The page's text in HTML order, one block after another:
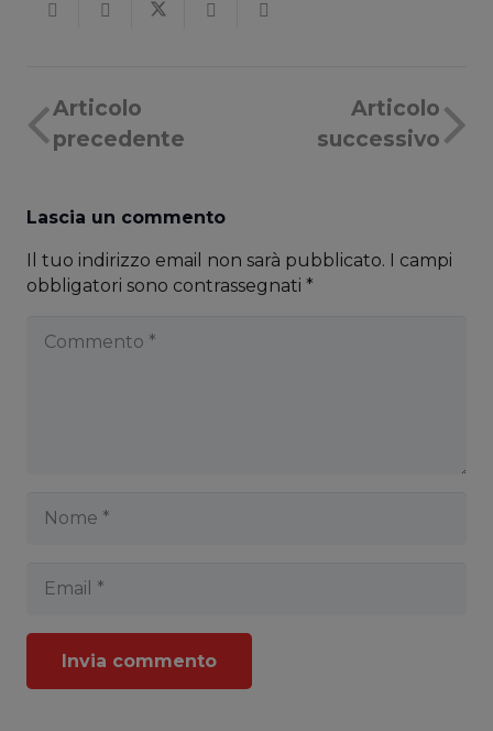
Articolo
precedente
Articolo
successivo
Lascia un commento
Il tuo indirizzo email non sarà pubblicato. I campi
obbligatori sono contrassegnati *
Invia commento